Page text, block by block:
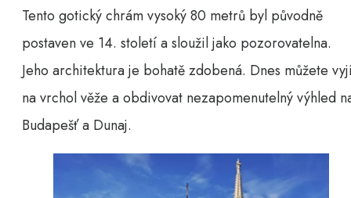
Tento gotický chrám vysoký 80 metrů byl původně
postaven ve 14. století a sloužil jako pozorovatelna.
Jeho architektura je bohatě zdobená. Dnes můžete
na vrchol věže a obdivovat nezapomenutelný výhled
Budapešť a Dunaj.